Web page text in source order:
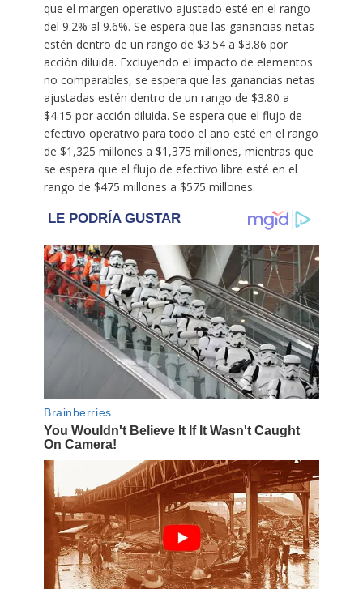
que el margen operativo ajustado esté en el rango
del 9.2% al 9.6%. Se espera que las ganancias netas
estén dentro de un rango de $3.54 a $3.86 por
acción diluida. Excluyendo el impacto de elementos
no comparables, se espera que las ganancias netas
ajustadas estén dentro de un rango de $3.80 a
$4.15 por acción diluida. Se espera que el flujo de
efectivo operativo para todo el año esté en el rango
de $1,325 millones a $1,375 millones, mientras que
se espera que el flujo de efectivo libre esté en el
rango de $475 millones a $575 millones.